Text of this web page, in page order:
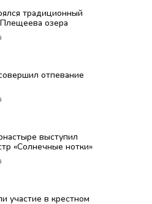
традиционный
озера
отпевание
выступил
«Солнечные нотки»
участие в крестном